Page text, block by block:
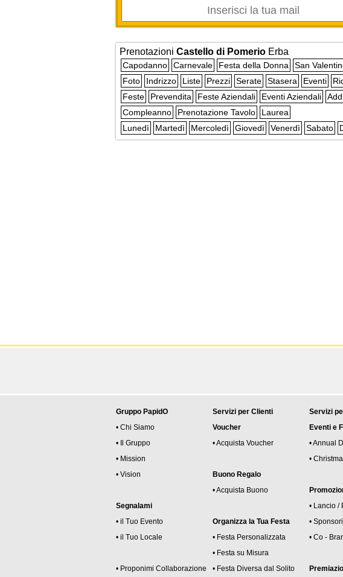
Prenotazioni Castello di Pomerio Erba
Capodanno Carnevale Festa della Donna San
Foto
Indrizzo Liste Prezzi Serate Stasera Eventi
Feste
Prevendita Feste Aziendali Eventi Aziendali
Compleanno
Prenotazione Tavolo
Laurea
Lunedì
Martedì Mercoledì Giovedì Venerdì Sabato
Gruppo PapidO
• Chi Siamo
• Il Gruppo
• Mission
• Vision
Segnalami
• il Tuo Evento
• il Tuo Locale
• Proponimi Collaborazione
Servizi per Clienti
Voucher
• Acquista Voucher
Buono Regalo
• Acquista Buono
Organizza la Tua Festa
• Festa Personalizzata
• Festa su Misura
• Festa Diversa dal Solito
Servizi
Eventi e
• Annual
•
• Lancio /
•
• Co -